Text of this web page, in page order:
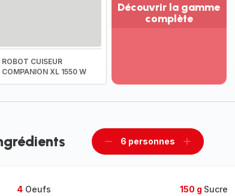
ROBOT CUISEUR
COMPANION XL 1550 W
Découvrir la gamme
complète
complète
Supprimer
6 personnes
Ajouter
4Oeufs 150 g Sucre